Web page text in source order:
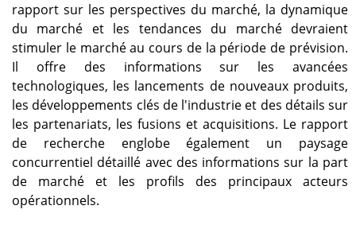
rapport sur les perspectives du marché, la dynamique
du marché et les tendances du marché devraient
stimuler le marché au cours de la période de prévision.
Il offre des informations sur les avancées
technologiques, les lancements de nouveaux produits,
les développements clés de l'industrie et des détails sur
les partenariats, les fusions et acquisitions. Le rapport
de recherche englobe également un paysage
concurrentiel détaillé avec des informations sur la part
de marché et les profils des principaux acteurs
opérationnels.